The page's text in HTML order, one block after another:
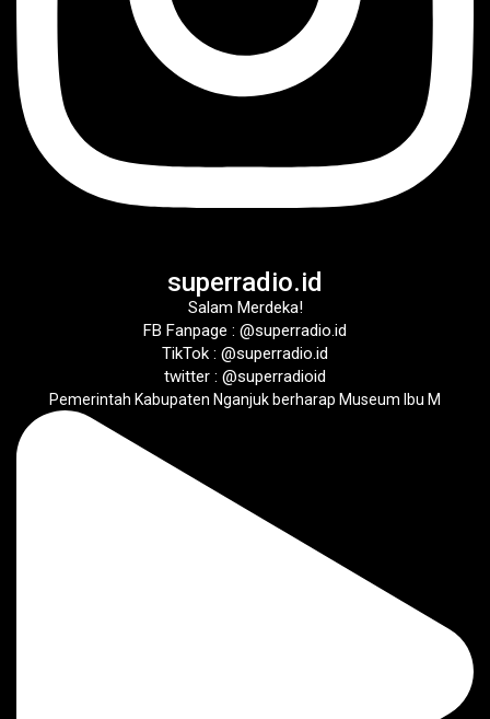
superradio.id
Salam Merdeka!
FB Fanpage : @superradio.id
TikTok : @superradio.id
twitter : @superradioid
Pemerintah Kabupaten Nganjuk berharap Museum Ibu M